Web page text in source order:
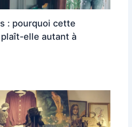
: pourquoi cette
elle autant à